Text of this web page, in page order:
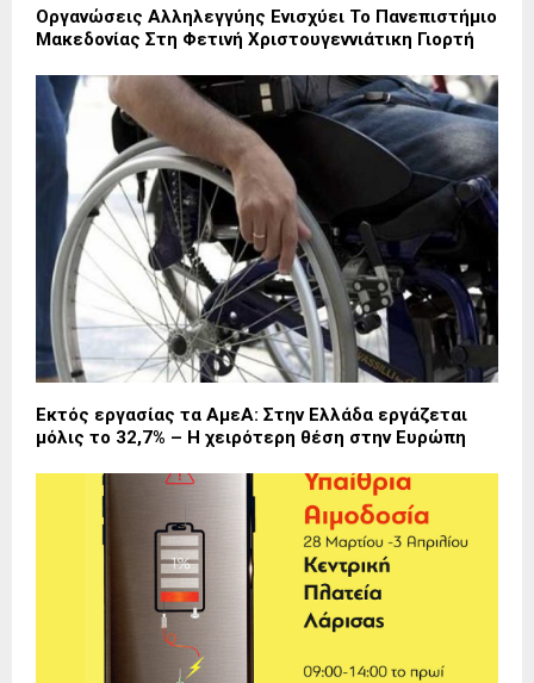
Οργανώσεις Αλληλεγγύης Ενισχύει Το Πανεπιστήμιο
Μακεδονίας Στη Φετινή Χριστουγεννιάτικη Γιορτή
Εκτός εργασίας τα ΑμεΑ: Στην Ελλάδα εργάζεται
μόλις το 32,7% – Η χειρότερη θέση στην Ευρώπη